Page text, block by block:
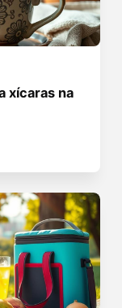
xícaras na